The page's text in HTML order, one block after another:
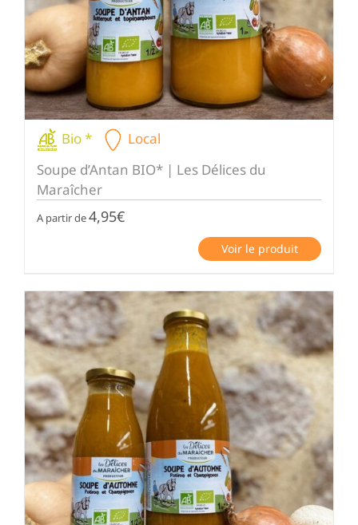
Bio *
Local
Soupe d’Antan BIO* | Les Délices du
Maraîcher
A partir de4,95€
Voir le produit